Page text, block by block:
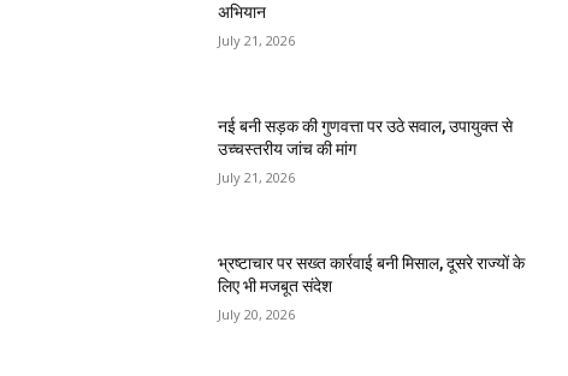
अभियान
July 21, 2026
नई बनी सड़क की गुणवत्ता पर उठे सवाल, उपायुक्त से
उच्चस्तरीय जांच की मांग
July 21, 2026
भ्रष्टाचार पर सख्त कार्रवाई बनी मिसाल, दूसरे राज्यों के
लिए भी मजबूत संदेश
July 20, 2026